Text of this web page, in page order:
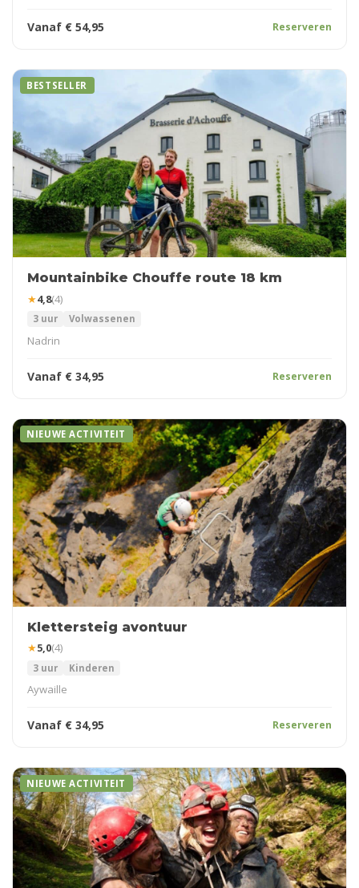
Vanaf € 54,95 Reserveren
BESTSELLER
Mountainbike Chouffe route 18 km
★4,8(4)
3 uur Volwassenen
Nadrin
Vanaf € 34,95 Reserveren
NIEUWE ACTIVITEIT
Klettersteig avontuur
★5,0(4)
3 uur Kinderen
Aywaille
Vanaf € 34,95 Reserveren
NIEUWE ACTIVITEIT